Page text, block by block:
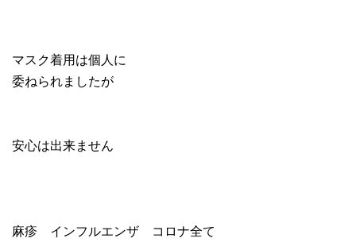
マスク着用は個人に
委ねられましたが
安心は出来ません
麻疹 インフルエンザ コロナ全て